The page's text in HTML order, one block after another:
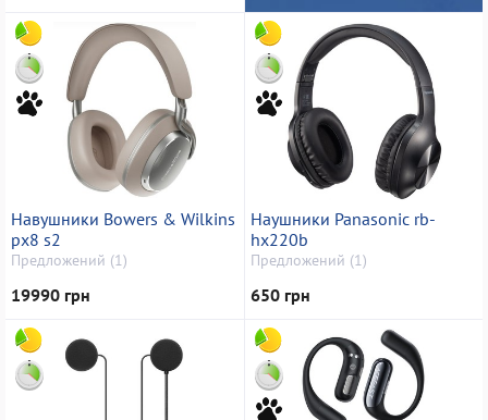
Навушники Bowers & Wilkins
px8 s2
Предложений (1)
19990 грн
Наушники Panasonic rb-
hx220b
Предложений (1)
650 грн